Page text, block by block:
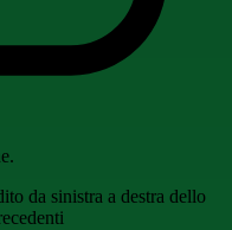
da sinistra a destra dello